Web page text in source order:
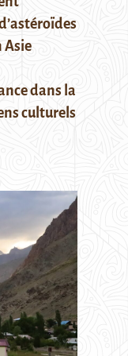
Asie
dans la
culturels